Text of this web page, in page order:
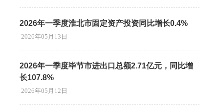
2026年一季度淮北市固定资产投资同比增长0.4%
2026年05月13日
2026年一季度毕节市进出口总额2.71亿元，同比增
长107.8%
2026年05月12日